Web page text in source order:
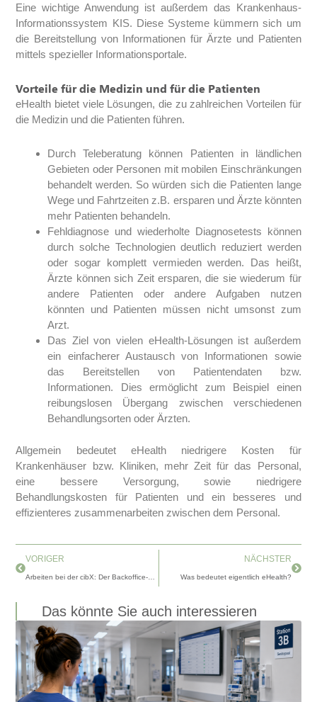
Eine wichtige Anwendung ist außerdem das Krankenhaus-
Informationssystem KIS. Diese Systeme kümmern sich um
die Bereitstellung von Informationen für Ärzte und Patienten
mittels spezieller Informationsportale.
Vorteile für die Medizin und für die Patienten
eHealth bietet viele Lösungen, die zu zahlreichen Vorteilen für
die Medizin und die Patienten führen.
Durch Teleberatung können Patienten in ländlichen
Gebieten oder Personen mit mobilen Einschränkungen
behandelt werden. So würden sich die Patienten lange
Wege und Fahrtzeiten z.B. ersparen und Ärzte könnten
mehr Patienten behandeln.
Fehldiagnose und wiederholte Diagnosetests können
durch solche Technologien deutlich reduziert werden
oder sogar komplett vermieden werden. Das heißt,
Ärzte können sich Zeit ersparen, die sie wiederum für
andere Patienten oder andere Aufgaben nutzen
könnten und Patienten müssen nicht umsonst zum
Arzt.
Das Ziel von vielen eHealth-Lösungen ist außerdem
ein einfacherer Austausch von Informationen sowie
das Bereitstellen von Patientendaten bzw.
Informationen. Dies ermöglicht zum Beispiel einen
reibungslosen Übergang zwischen verschiedenen
Behandlungsorten oder Ärzten.
Allgemein bedeutet eHealth niedrigere Kosten für
Krankenhäuser bzw. Kliniken, mehr Zeit für das Personal,
eine bessere Versorgung, sowie niedrigere
Behandlungskosten für Patienten und ein besseres und
effizienteres zusammenarbeiten zwischen dem Personal.
Zurück
VORIGER NÄCHSTER
Was bedeutet eigentlich eHealth?
Das könnte Sie auch interessieren